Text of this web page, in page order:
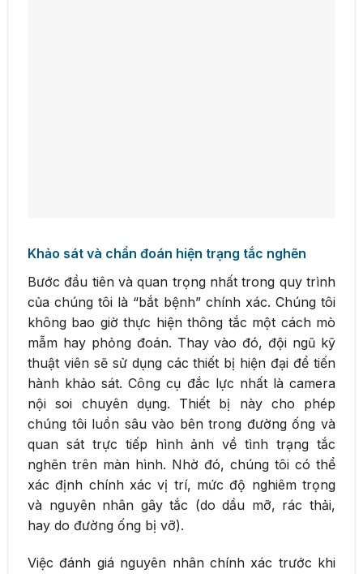
Khảo sát và chẩn đoán hiện trạng tắc nghẽn
Bước đầu tiên và quan trọng nhất trong quy trình
của chúng tôi là “bắt bệnh” chính xác. Chúng tôi
không bao giờ thực hiện thông tắc một cách mò
mẫm hay phỏng đoán. Thay vào đó, đội ngũ kỹ
thuật viên sẽ sử dụng các thiết bị hiện đại để tiến
hành khảo sát. Công cụ đắc lực nhất là camera
nội soi chuyên dụng. Thiết bị này cho phép
chúng tôi luồn sâu vào bên trong đường ống và
quan sát trực tiếp hình ảnh về tình trạng tắc
nghẽn trên màn hình. Nhờ đó, chúng tôi có thể
xác định chính xác vị trí, mức độ nghiêm trọng
và nguyên nhân gây tắc (do dầu mỡ, rác thải,
hay do đường ống bị vỡ).
Việc đánh giá nguyên nhân chính xác trước khi